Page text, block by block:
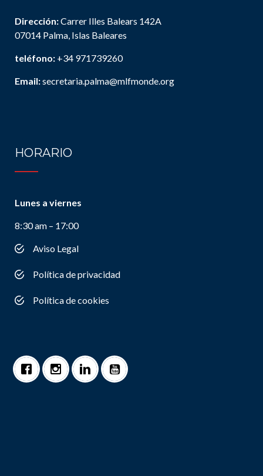
Dirección:Carrer Illes Balears 142A
07014 Palma, Islas Baleares
teléfono: +34 971739260
Email:secretaria.palma@mlfmonde.org
HORARIO
Lunes a viernes
8:30 am – 17:00
Aviso Legal
Política de privacidad
Política de cookies